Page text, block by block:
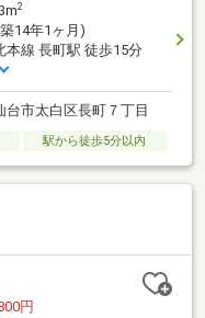
2
14年1ヶ月)
本線 長町駅 徒歩15分
台市太白区長町７丁目
駅から徒歩5分以内
円